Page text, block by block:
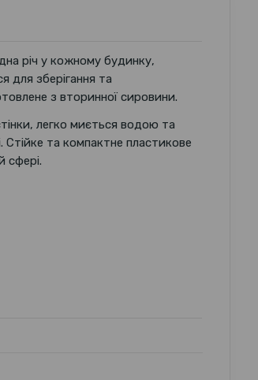
річ у кожному будинку,
для зберігання та
з вторинної сировини.
легко миється водою та
Стійке та компактне пластикове
сфері.